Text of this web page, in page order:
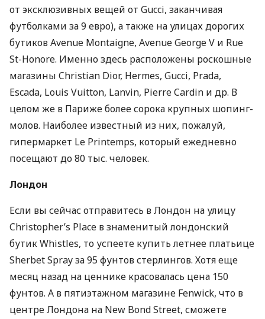
от эксклюзивных вещей от Gucci, заканчивая
футболками за 9 евро), а также на улицах дорогих
бутиков Avenue Montaigne, Avenue George V и Rue
St-Honore. Именно здесь расположены роскошные
магазины Christian Dior, Hermes, Gucci, Prada,
Escada, Louis Vuitton, Lanvin, Pierre Cardin и др. В
целом же в Париже более сорока крупных шопинг-
молов. Наиболее известный из них, пожалуй,
гипермаркет Le Printemps, который ежедневно
посещают до 80 тыс. человек.
Лондон
Если вы сейчас отправитесь в Лондон на улицу
Christopher’s Placе в знаменитый лондонский
бутик Whistles, то успеете купить летнее платьице
Sherbet Spray за 95 фунтов стерлингов. Хотя еще
месяц назад на ценнике красовалась цена 150
фунтов. А в пятиэтажном магазине Fenwick, что в
центре Лондона на New Bond Street, сможете